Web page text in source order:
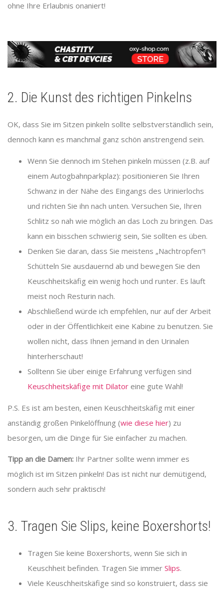
ohne Ihre Erlaubnis onaniert!
2. Die Kunst des richtigen Pinkelns
OK, dass Sie im Sitzen pinkeln sollte selbstverständlich sein,
dennoch kann es manchmal ganz schön anstrengend sein.
Wenn Sie dennoch im Stehen pinkeln müssen (z.B. auf
einem Autogbahnparkplaz): positionieren Sie Ihren
Schwanz in der Nähe des Eingangs des Urinierlochs
und richten Sie ihn nach unten. Versuchen Sie, Ihren
Schlitz so nah wie möglich an das Loch zu bringen. Das
kann ein bisschen schwierig sein, Sie sollten es üben.
Denken Sie daran, dass Sie meistens „Nachtropfen“!
Schütteln Sie ausdauernd ab und bewegen Sie den
Keuschheitskäfig ein wenig hoch und runter. Es läuft
meist noch Resturin nach.
Abschließend würde ich empfehlen, nur auf der Arbeit
oder in der Öffentlichkeit eine Kabine zu benutzen. Sie
wollen nicht, dass Ihnen jemand in den Urinalen
hinterherschaut!
Solltenn Sie über einige Erfahrung verfügen sind
Keuschheitskäfige mit Dilator eine gute Wahl!
P.S. Es ist am besten, einen Keuschheitskäfig mit einer
anständig großen Pinkelöffnung (wie diese hier) zu
besorgen, um die Dinge für Sie einfacher zu machen.
Tipp an die Damen: Ihr Partner sollte wenn immer es
möglich ist im Sitzen pinkeln! Das ist nicht nur demütigend,
sondern auch sehr praktisch!
3. Tragen Sie Slips, keine Boxershorts!
Tragen Sie keine Boxershorts, wenn Sie sich in
Keuschheit befinden. Tragen Sie immer Slips.
Viele Keuschheitskäfige sind so konstruiert, dass sie